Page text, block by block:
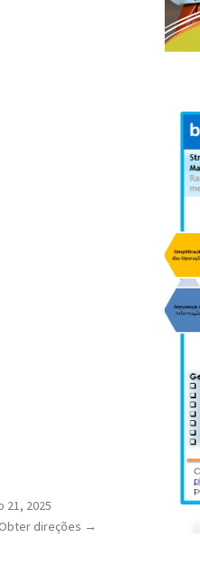
21, 2025
Obter direções →